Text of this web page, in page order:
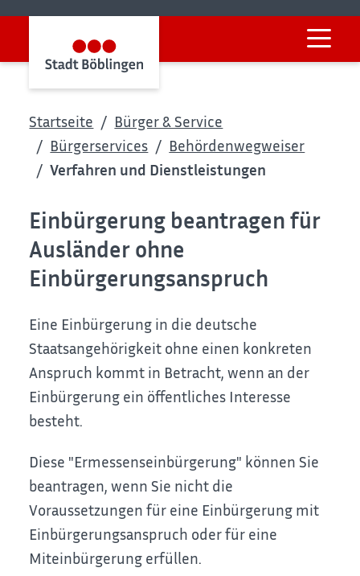
Startseite
Bürger & Service
Bürgerservices
Behördenwegweiser
Verfahren und Dienstleistungen
Einbürgerung beantragen für
Ausländer ohne
Einbürgerungsanspruch
Eine Einbürgerung in die deutsche
Staatsangehörigkeit ohne einen konkreten
Anspruch kommt in Betracht, wenn an der
Einbürgerung ein öffentliches Interesse
besteht.
Diese "Ermessenseinbürgerung" können Sie
beantragen, wenn Sie nicht die
Voraussetzungen für eine Einbürgerung mit
Einbürgerungsanspruch oder für eine
Miteinbürgerung erfüllen.